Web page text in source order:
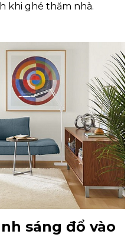
khi ghé thăm nhà.
sáng đổ vào